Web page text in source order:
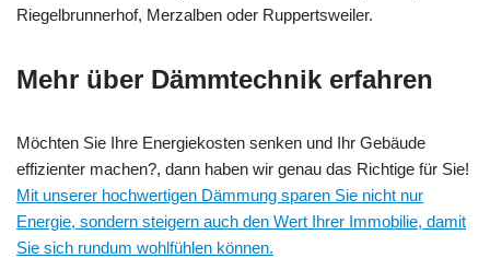
Riegelbrunnerhof, Merzalben oder Ruppertsweiler.
Mehr über Dämmtechnik erfahren
Möchten Sie Ihre Energiekosten senken und Ihr Gebäude
effizienter machen?, dann haben wir genau das Richtige für Sie!
Mit unserer hochwertigen Dämmung sparen Sie nicht nur
Energie, sondern steigern auch den Wert Ihrer Immobilie, damit
Sie sich rundum wohlfühlen können.